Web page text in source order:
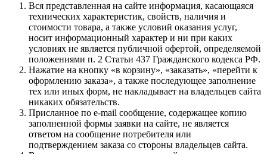
Вся представленная на сайте информация, касающаяся
технических характеристик, свойств, наличия и
стоимости товара, а также условий оказания услуг,
носит информационный характер и ни при каких
условиях не является публичной офертой, определяемой
положениями п. 2 Статьи 437 Гражданского кодекса РФ.
Нажатие на кнопку «в корзину», «заказать», «перейти к
оформлению заказа», а также последующее заполнение
тех или иных форм, не накладывает на владельцев сайта
никаких обязательств.
Присланное по e-mail сообщение, содержащее копию
заполненной формы заявки на сайте, не является
ответом на сообщение потребителя или
подтверждением заказа со стороны владельцев сайта.